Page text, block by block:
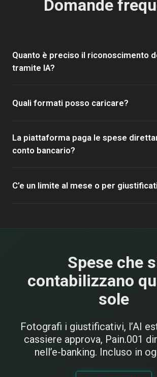
Domande
Quanto è preciso il riconoscimento
tramite IA?
Quali formati posso caricare?
La piattaforma paga le spese
conto bancario?
C’e un limite al mese o per
Spese che
contabilizzano
sole
Fotografi i giustificativi, l’AI
cassiere approva, Pain.001
nell’e-banking. Incluso in